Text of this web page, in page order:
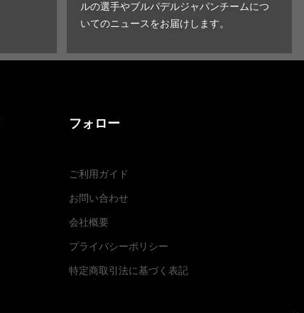
ルの選手やブルパデルジャパンチームにつ
いてのニュースをお届けします。
フォロー
ご利用ガイド
お問い合わせ
会社概要
プライバシーポリシー
特定商取引法に基づく表記